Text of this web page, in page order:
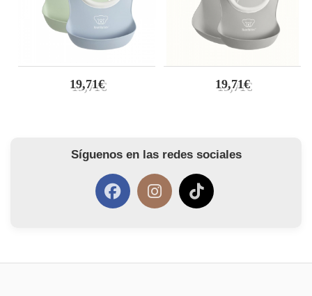
19,71€ 19,71€
Síguenos en las redes sociales